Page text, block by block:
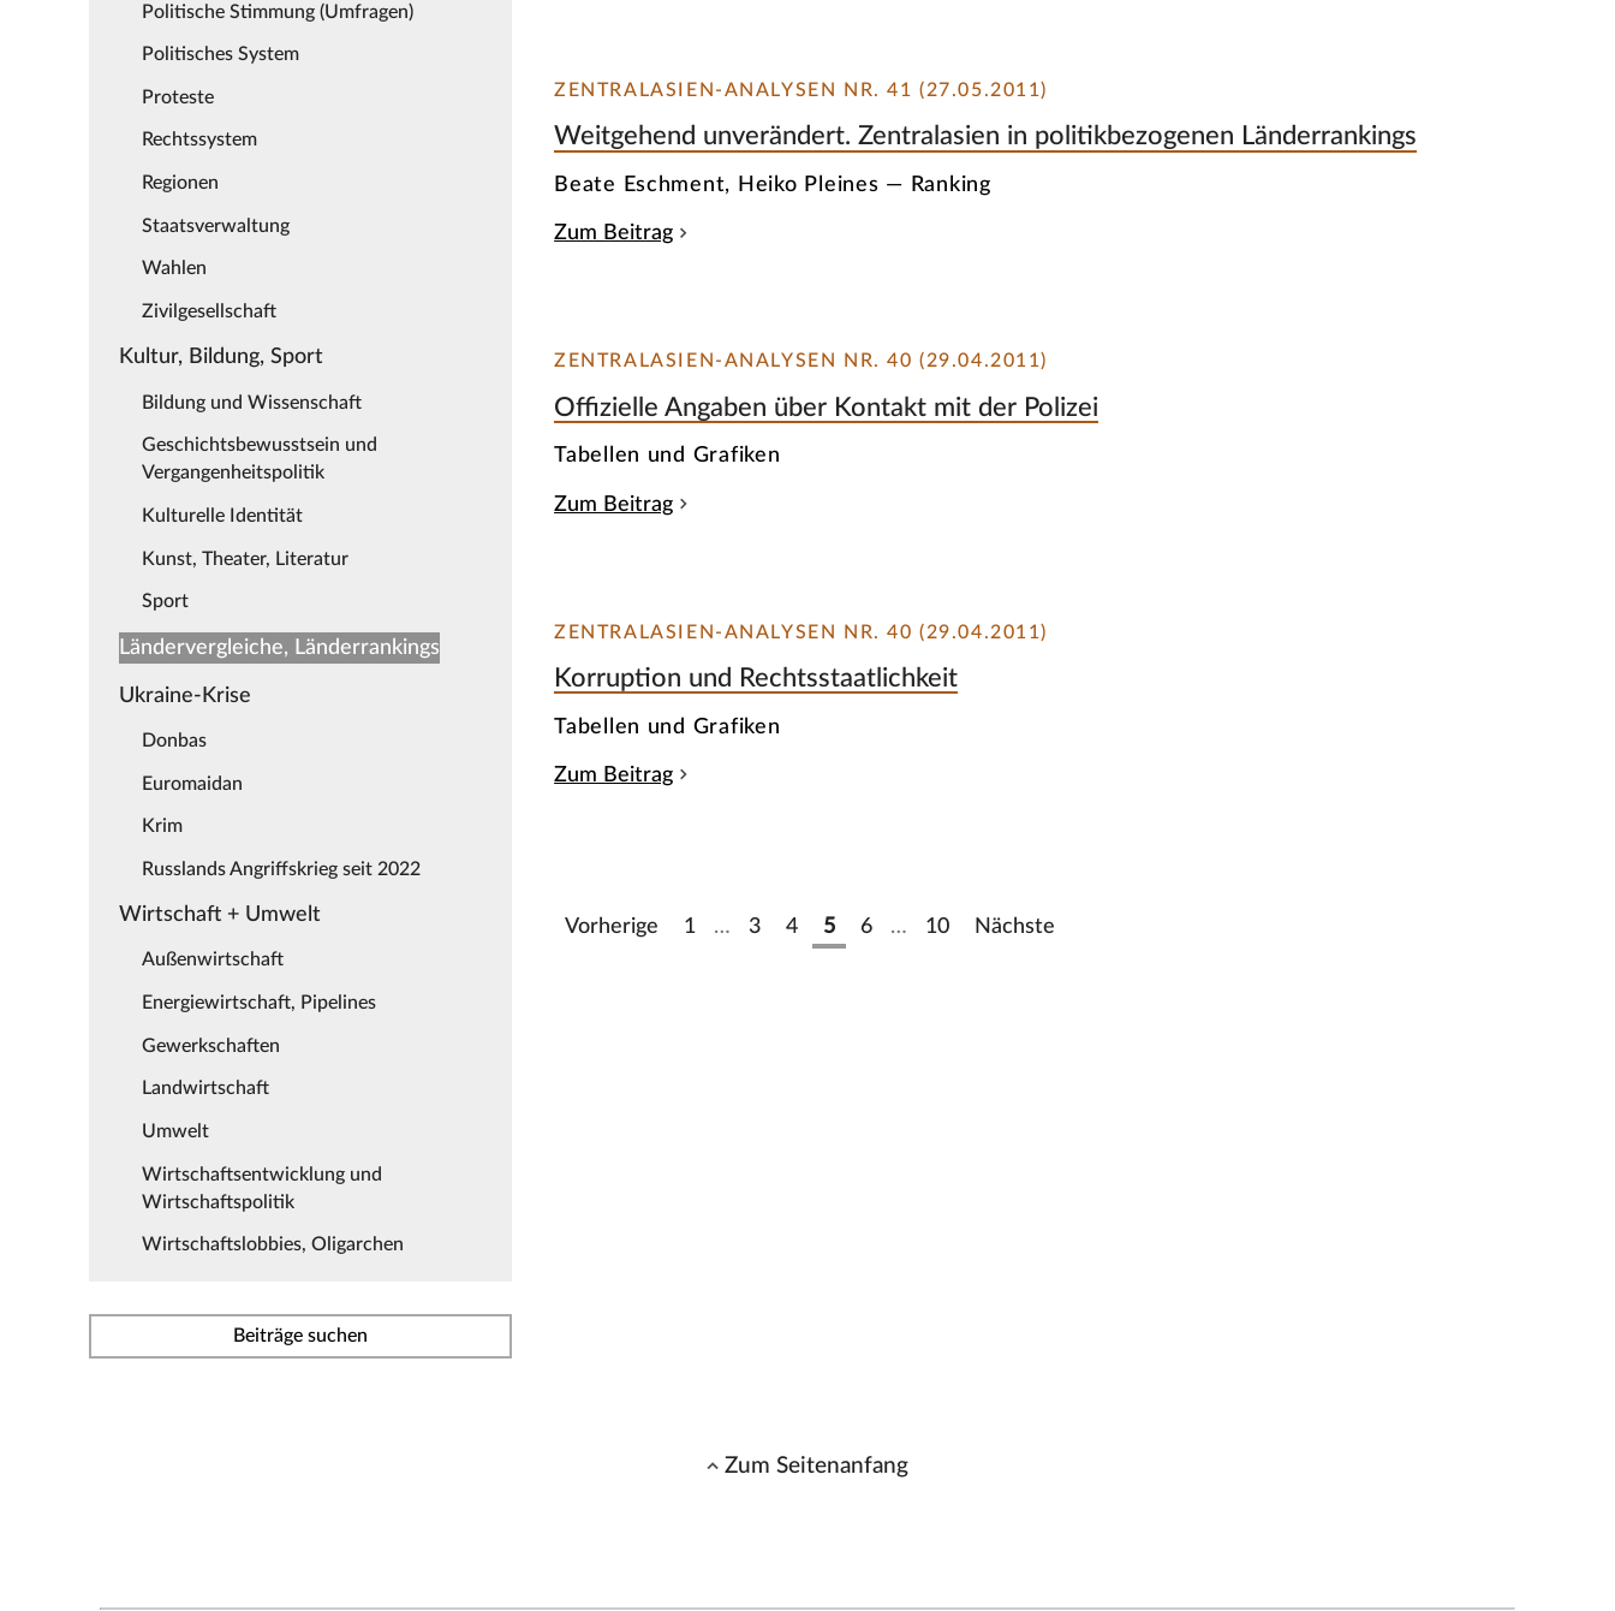
Politische Stimmung (Umfragen)
Politisches System
Proteste
Rechtssystem
Regionen
Staatsverwaltung
Wahlen
Zivilgesellschaft
Kultur, Bildung, Sport
Bildung und Wissenschaft
Geschichtsbewusstsein und
Vergangenheitspolitik
Kulturelle Identität
Kunst, Theater, Literatur
Sport
Ländervergleiche, Länderrankings
Ukraine-Krise
Donbas
Euromaidan
Krim
Russlands Angriffskrieg seit 2022
Wirtschaft + Umwelt
Außenwirtschaft
Energiewirtschaft, Pipelines
Gewerkschaften
Landwirtschaft
Umwelt
Wirtschaftsentwicklung und
Wirtschaftspolitik
Wirtschaftslobbies, Oligarchen
Beiträge suchen
ZENTRALASIEN-ANALYSEN NR. 41 (27.05.2011)
Weitgehend unverändert. Zentralasien in politikbezogenen Länderrankings
Beate Eschment, Heiko Pleines — Ranking
Zum Beitrag
ZENTRALASIEN-ANALYSEN NR. 40 (29.04.2011)
Offizielle Angaben über Kontakt mit der Polizei
Tabellen und Grafiken
Zum Beitrag
ZENTRALASIEN-ANALYSEN NR. 40 (29.04.2011)
Korruption und Rechtsstaatlichkeit
Tabellen und Grafiken
Zum Beitrag
Vorherige 1 … 3 4 5 6 … 10 Nächste
Zum Seitenanfang